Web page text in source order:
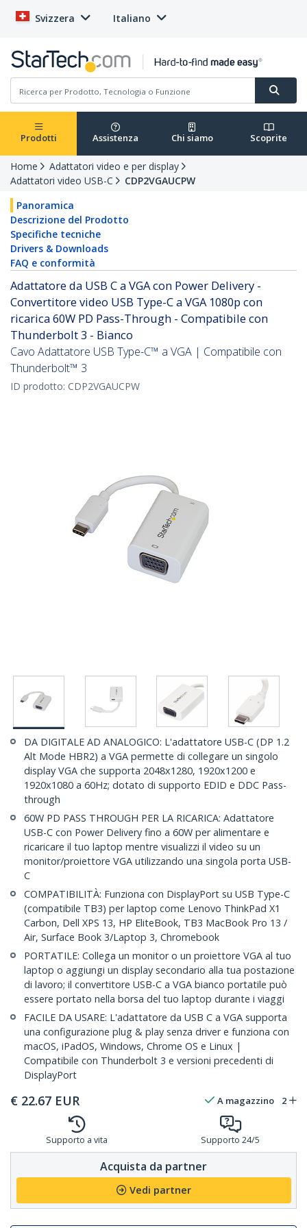
Svizzera Italiano
Prodotti Assistenza Chi siamo Scoprite
Home
Adattatori video e per display
Adattatori video USB-C
CDP2VGAUCPW
Panoramica
Descrizione del Prodotto
Specifiche tecniche
Drivers & Downloads
FAQ e conformità
Adattatore da USB C a VGA con Power Delivery -
Convertitore video USB Type-C a VGA 1080p con
ricarica 60W PD Pass-Through - Compatibile con
Thunderbolt 3 - Bianco
Cavo Adattatore USB Type-C™ a VGA | Compatibile con
Thunderbolt™ 3
ID prodotto: CDP2VGAUCPW
DA DIGITALE AD ANALOGICO: L'adattatore USB-C (DP 1.2
Alt Mode HBR2) a VGA permette di collegare un singolo
display VGA che supporta 2048x1280, 1920x1200 e
1920x1080 a 60Hz; dotato di supporto EDID e DDC Pass-
through
60W PD PASS THROUGH PER LA RICARICA: Adattatore
USB-C con Power Delivery fino a 60W per alimentare e
ricaricare il tuo laptop mentre visualizzi il video su un
monitor/proiettore VGA utilizzando una singola porta USB-
C
COMPATIBILITÀ: Funziona con DisplayPort su USB Type-C
(compatibile TB3) per laptop come Lenovo ThinkPad X1
Carbon, Dell XPS 13, HP EliteBook, TB3 MacBook Pro 13 /
Air, Surface Book 3/Laptop 3, Chromebook
PORTATILE: Collega un monitor o un proiettore VGA al tuo
laptop o aggiungi un display secondario alla tua postazione
di lavoro; il convertitore USB-C a VGA bianco portatile può
essere portato nella borsa del tuo laptop durante i viaggi
FACILE DA USARE: L'adattatore da USB C a VGA supporta
una configurazione plug & play senza driver e funziona con
macOS, iPadOS, Windows, Chrome OS e Linux |
Compatibile con Thunderbolt 3 e versioni precedenti di
DisplayPort
€ 22.67 EUR A magazzino 2
Supporto a vita Supporto 24/5
Acquista da partner
Vedi partner